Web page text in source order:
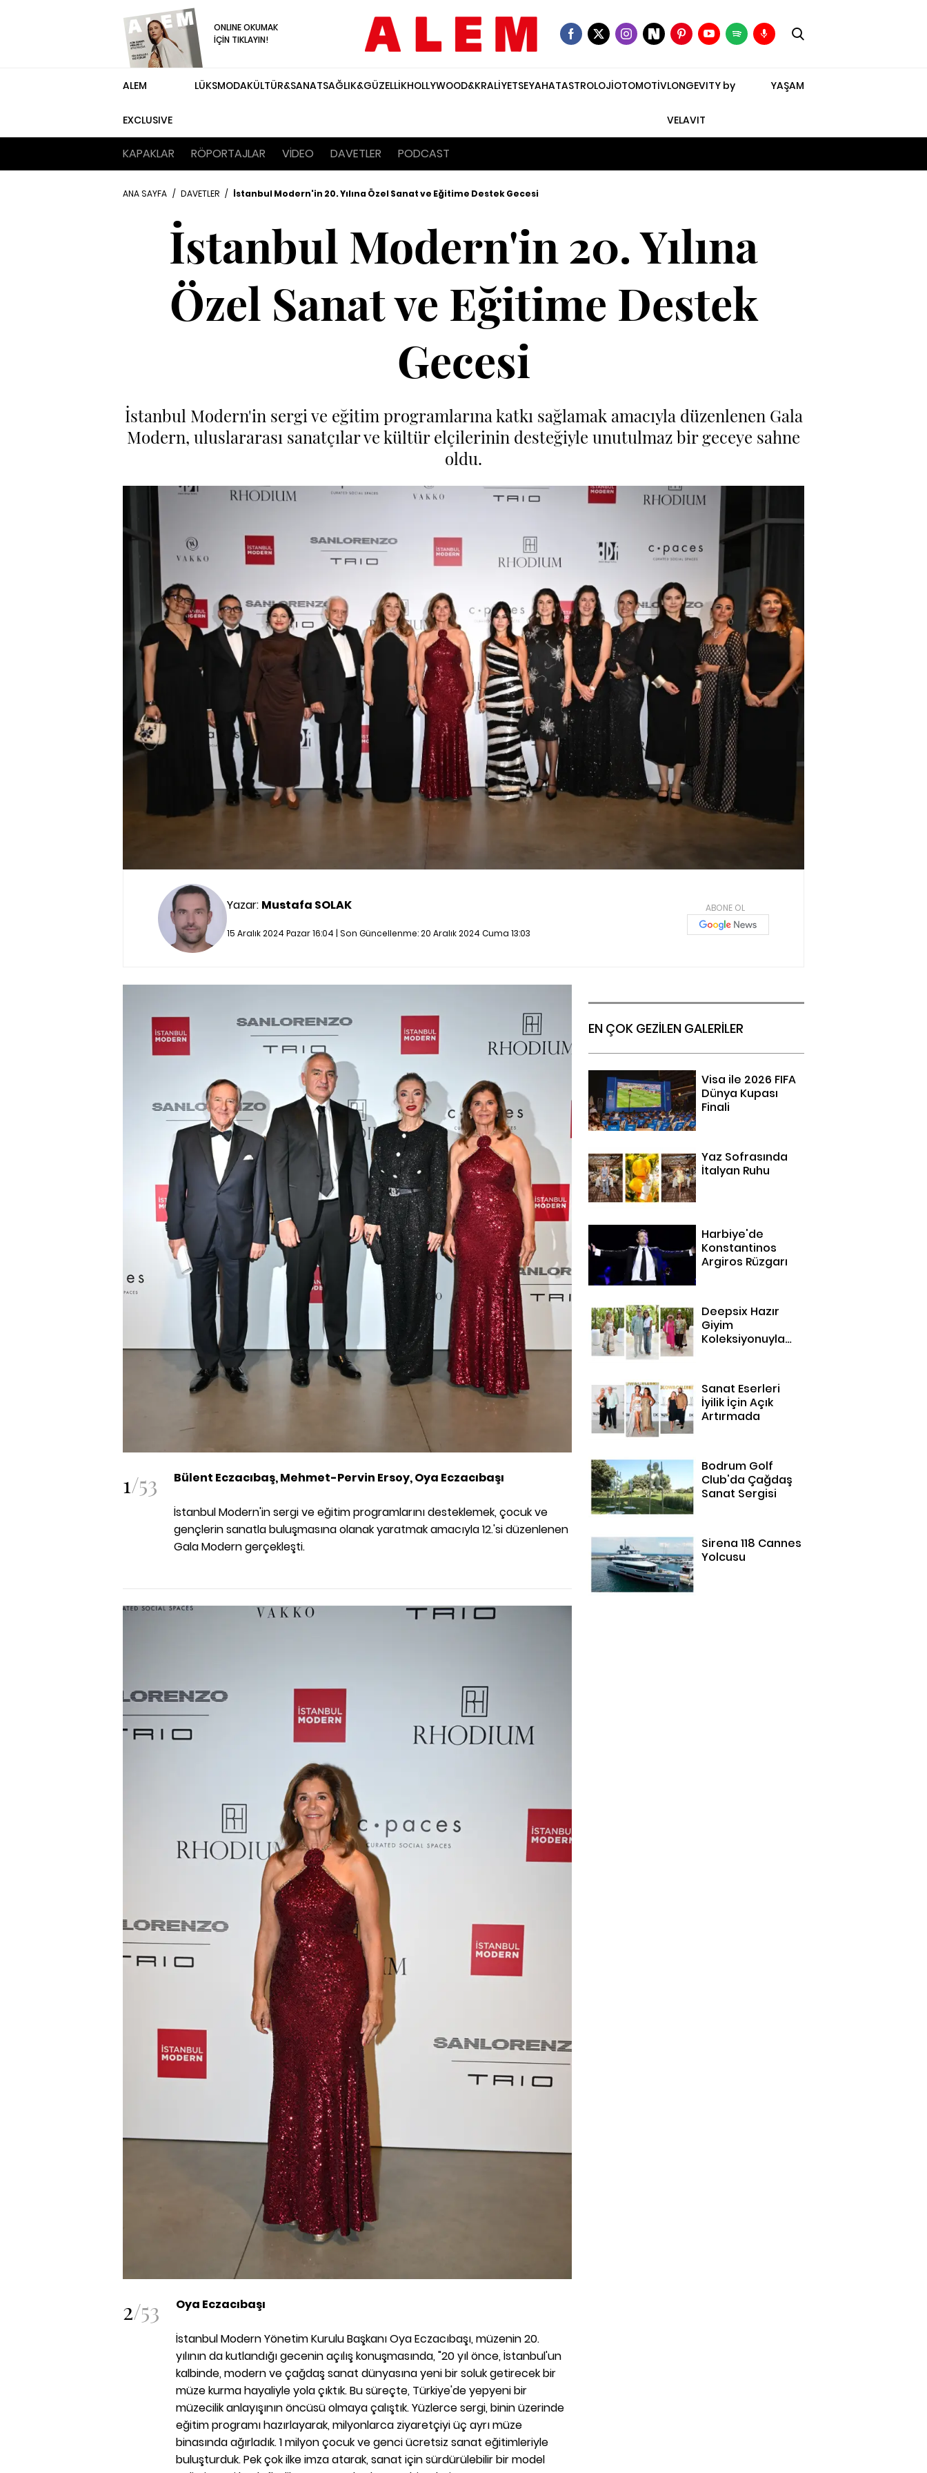
ONLINE OKUMAK
İÇİN TIKLAYIN!
ALEM
EXCLUSIVE
LÜKSMODAKÜLTÜR&SANATSAĞLIK&GÜZELLİKHOLLYWOOD&KRALİYETSEYAHATASTROLOJİOTOMOTİVLONGEVITY by
VELAVIT
YAŞAM
KAPAKLAR RÖPORTAJLAR VİDEO DAVETLER PODCAST
ANA SAYFA / DAVETLER / İstanbul Modern'in 20. Yılına Özel Sanat ve Eğitime Destek Gecesi
İstanbul Modern'in 20. Yılına
Özel Sanat ve Eğitime Destek
Gecesi
İstanbul Modern'in sergi ve eğitim programlarına katkı sağlamak amacıyla düzenlenen Gala
Modern, uluslararası sanatçılar ve kültür elçilerinin desteğiyle unutulmaz bir geceye sahne
oldu.
Yazar: Mustafa SOLAK
15 Aralık 2024 Pazar 16:04 | Son Güncellenme:20 Aralık 2024 Cuma 13:03
ABONE OL
1/53 Bülent Eczacıbaş, Mehmet-Pervin Ersoy, Oya Eczacıbaşı
İstanbul Modern'in sergi ve eğitim programlarını desteklemek, çocuk ve
gençlerin sanatla buluşmasına olanak yaratmak amacıyla 12.'si düzenlenen
Gala Modern gerçekleşti.
2/53 Oya Eczacıbaşı
İstanbul Modern Yönetim Kurulu Başkanı Oya Eczacıbaşı, müzenin 20.
yılının da kutlandığı gecenin açılış konuşmasında, "20 yıl önce, İstanbul'un
kalbinde, modern ve çağdaş sanat dünyasına yeni bir soluk getirecek bir
müze kurma hayaliyle yola çıktık. Bu süreçte, Türkiye'de yepyeni bir
müzecilik anlayışının öncüsü olmaya çalıştık. Yüzlerce sergi, binin üzerinde
eğitim programı hazırlayarak, milyonlarca ziyaretçiyi üç ayrı müze
binasında ağırladık. 1 milyon çocuk ve genci ücretsiz sanat eğitimleriyle
buluşturduk. Pek çok ilke imza atarak, sanat için sürdürülebilir bir model
EN ÇOK GEZİLEN GALERİLER
Visa ile 2026 FIFA
Dünya Kupası
Finali
Yaz Sofrasında
İtalyan Ruhu
Harbiye'de
Konstantinos
Argiros Rüzgarı
Deepsix Hazır
Giyim
Koleksiyonuyla
Sanat Eserleri
İyilik İçin Açık
Artırmada
Bodrum Golf
Club'da Çağdaş
Sanat Sergisi
Sirena 118 Cannes
Yolcusu